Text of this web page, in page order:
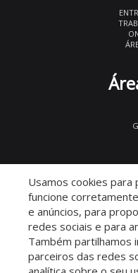
Descomplicado
Usamos cookies
funcione
e anúncios, para
redes sociais e para
Também partilhamos
parceiros das redes